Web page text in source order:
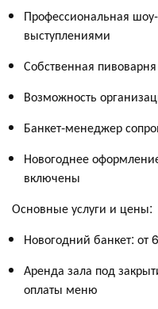
Профессиональная
выступлениями
Собственная
Возможность
Банкет-менеджер
Новогоднее
включены
Основные услуги и цены:
Новогодний банкет: от
Аренда зала под
оплаты меню